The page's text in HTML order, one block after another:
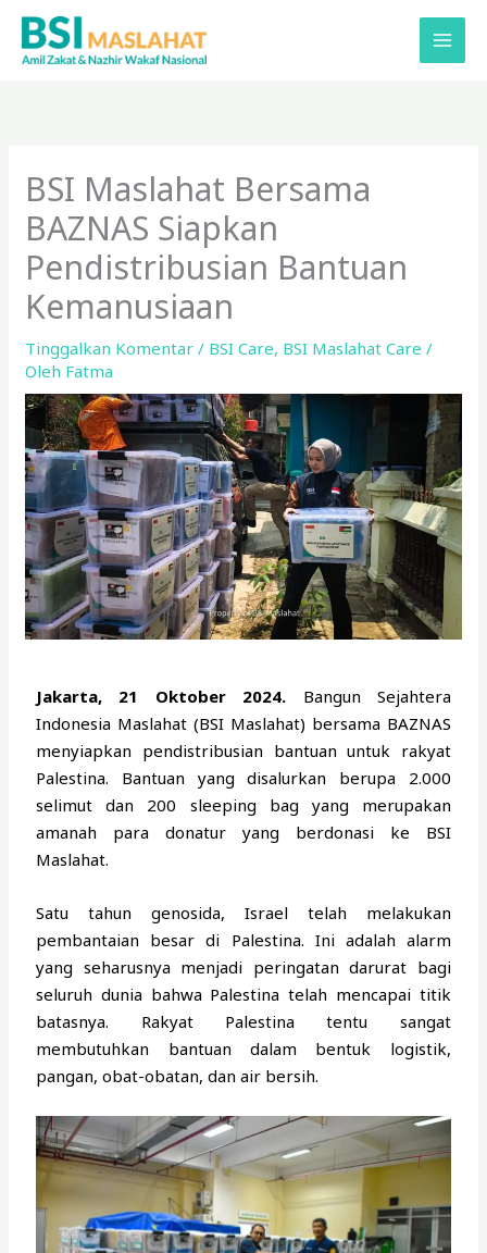
Lewati
konten
BSI Maslahat Bersama
BAZNAS Siapkan
Pendistribusian Bantuan
Kemanusiaan
Tinggalkan Komentar / BSI Care, BSI Maslahat Care /
Oleh Fatma
Jakarta, 21 Oktober 2024. Bangun Sejahtera
Indonesia Maslahat (BSI Maslahat) bersama BAZNAS
menyiapkan pendistribusian bantuan untuk rakyat
Palestina. Bantuan yang disalurkan berupa 2.000
selimut dan 200 sleeping bag yang merupakan
amanah para donatur yang berdonasi ke BSI
Maslahat.
Satu tahun genosida, Israel telah melakukan
pembantaian besar di Palestina. Ini adalah alarm
yang seharusnya menjadi peringatan darurat bagi
seluruh dunia bahwa Palestina telah mencapai titik
batasnya. Rakyat Palestina tentu sangat
membutuhkan bantuan dalam bentuk logistik,
pangan, obat-obatan, dan air bersih.